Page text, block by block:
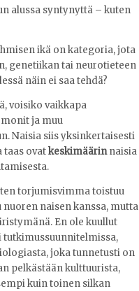
alussa syntynyttä – kuten
ikä on kategoria, jota
genetiikan tai neurotieteen
näin ei saa tehdä?
voisiko vaikkapa
ja muu
Naisia siis yksinkertaisesti
taas ovatkeskimäärinnaisia
torjumisvimma toistuu
naisen kanssa, mutta
En ole kuullut
tutkimussuunnitelmissa,
joka tunnetusti on
pelkästään kulttuurista,
kuin toinen silkan